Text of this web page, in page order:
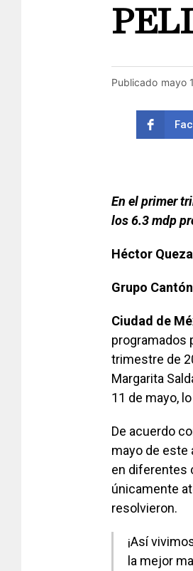
Publicado mayo
En el primer
los 6.3 mdp
Héctor
Grupo Cantón
Ciudad de
programados
trimestre de
Margarita
11 de mayo,
De acuerdo
mayo de este
en diferentes
únicamente
resolvieron.
¡Así
la mejor